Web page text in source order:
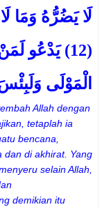
لَا يَضُرُّهُ وَمَا
(12) يَدْعُو
الْمَوْلَى وَلَبِئْسَ
Allah dengan
tetaplah ia
bencana,
dan di akhirat. Yang
selain Allah,
demikian itu